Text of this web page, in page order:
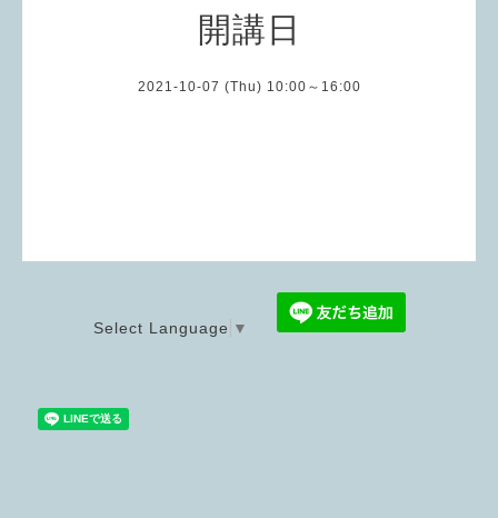
開講日
2021-10-07 (Thu) 10:00～16:00
Select Language ▼